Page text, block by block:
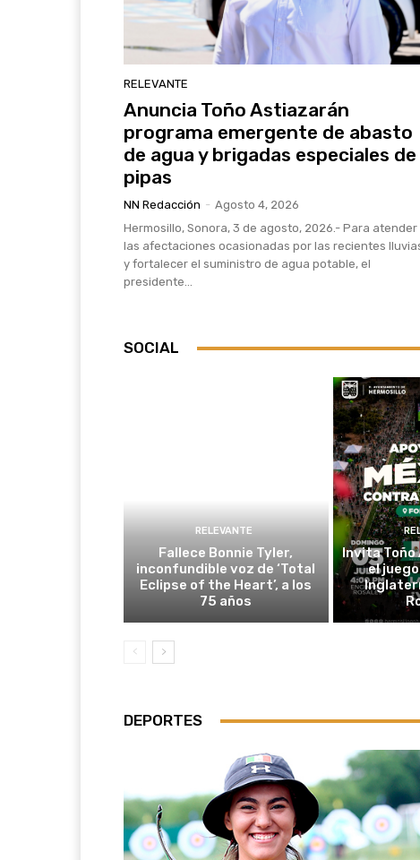
RELEVANTE
Anuncia Toño Astiazarán
programa emergente de abasto
de agua y brigadas especiales de
pipas
NN Redacción - Agosto 4, 2026
Hermosillo, Sonora, 3 de agosto, 2026.- Para atender
las afectaciones ocasionadas por las recientes
y fortalecer el suministro de agua potable, el
presidente...
SOCIAL
RELEVANTE
Fallece Bonnie Tyler,
inconfundible voz de ‘Total
Eclipse of the Heart’, a los
75 años
Invita
el
DEPORTES